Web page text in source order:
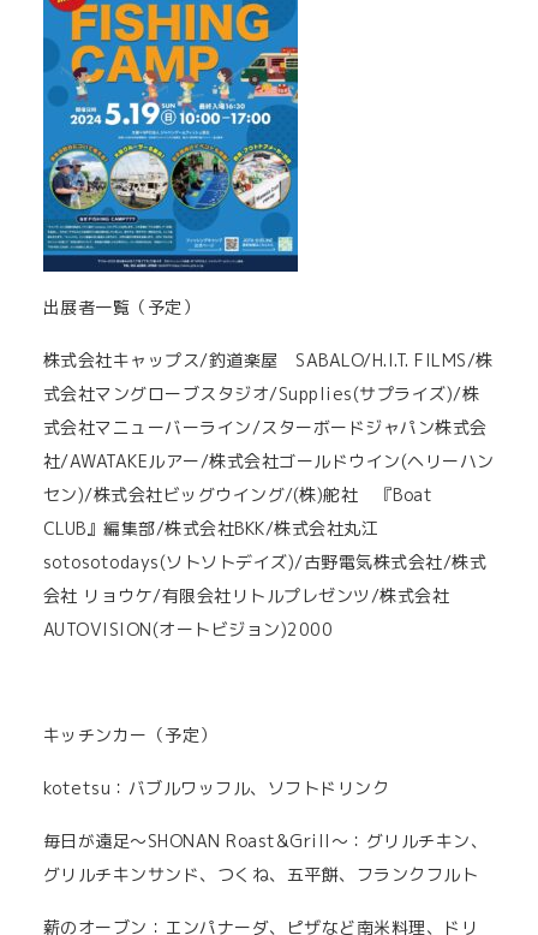
出展者一覧（予定）
株式会社キャップス/釣道楽屋 SABALO/H.I.T. FILMS/株
式会社マングローブスタジオ/Supplies(サプライズ)/株
式会社マニューバーライン/スターボードジャパン株式会
社/AWATAKEルアー/株式会社ゴールドウイン(ヘリーハン
セン)/株式会社ビッグウイング/(株)舵社 『Boat
CLUB』編集部/株式会社BKK/株式会社丸江
sotosotodays(ソトソトデイズ)/古野電気株式会社/株式
会社 リョウケ/有限会社リトルプレゼンツ/株式会社
AUTOVISION(オートビジョン)2000
キッチンカー（予定）
kotetsu：バブルワッフル、ソフトドリンク
毎日が遠足～SHONAN Roast&Grill～：グリルチキン、
グリルチキンサンド、つくね、五平餅、フランクフルト
薪のオーブン：エンパナーダ、ピザなど南米料理、ドリ